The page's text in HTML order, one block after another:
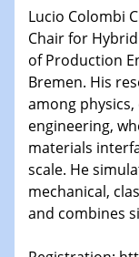
Comets – Why
15.01.2025
GDCh
22.01.2025
Make it and
interfaces
22.01.2025
Lucio Colombi
Chair for
of Production
Bremen. His
among
engineering,
materials
scale. He
mechanical,
and combines